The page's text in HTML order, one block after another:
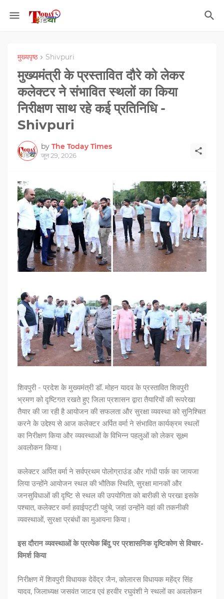
मुख्यपृष्ठ Shivpuri
मुख्यमंत्री के प्रस्तावित दौरे को लेकर
कलेक्टर ने संभावित स्थलों का किया
निरीक्षण साथ रहे कई प्रतिनिधि -
Shivpuri
by The Today Times
जून 29, 2026
शिवपुरी - प्रदेश के मुख्यमंत्री डॉ. मोहन यादव के प्रस्तावित शिवपुरी
भ्रमण को दृष्टिगत रखते हुए जिला प्रशासन द्वारा तैयारियों की रूपरेखा
तैयार की जा रही है आयोजन की सफलता और सुरक्षा व्यवस्था को सुनिश्चित
करने के उद्देश्य से आज कलेक्टर अर्पित वर्मा ने संभावित कार्यक्रम स्थलों
का निरीक्षण किया और व्यवस्थाओं के विभिन्न पहलुओं को लेकर सूक्ष्म
अवलोकन किया।
कलेक्टर अर्पित वर्मा ने सर्वप्रथम पोलोग्राउंड और गांधी पार्क का जायजा
लिया उन्होंने आयोजन स्थल की भौतिक स्थिति, सुरक्षा मानकों और
जनसुविधाओं की दृष्टि से स्थल की उपयोगिता को बारीकी से परखा इसके
पश्चात, कलेक्टर वर्मा हवाईपट्टी पहुंचे, जहां उन्होंने वहां की तकनीकी
व्यवस्थाओं, सुरक्षा प्रबंधों का मुआयना किया।
इस दौरान व्यवस्थाओं के प्रत्येक बिंदु पर प्रशासनिक दृष्टिकोण से विचार-
विमर्श किया
निरीक्षण में शिवपुरी विधायक देवेंद्र जैन, कोलारस विधायक महेंद्र सिंह
यादव, जिलाध्यक्ष जसवंत जाटव एवं हरवीर रघुवंशी ने स्थलों का अवलोकन